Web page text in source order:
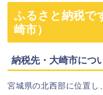
ふるさと納税で
崎市）
納税先・大崎市につ
宮城県の北西部に位置し